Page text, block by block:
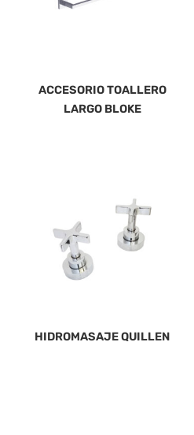
ACCESORIO TOALLERO
LARGO BLOKE
HIDROMASAJE QUILLEN